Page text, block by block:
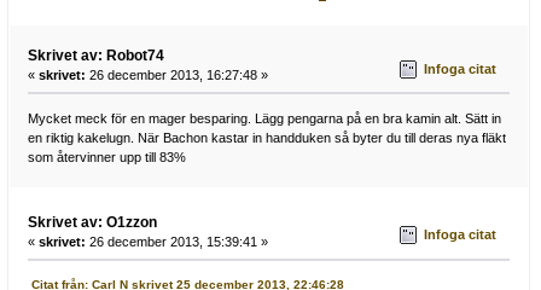
Skrivet av: Robot74
« skrivet: 26 december 2013, 16:27:48 » Infoga citat
Mycket meck för en mager besparing. Lägg pengarna på en bra kamin alt. Sätt in
en riktig kakelugn. När Bachon kastar in handduken så byter du till deras nya fläkt
som återvinner upp till 83%
Skrivet av: O1zzon
« skrivet: 26 december 2013, 15:39:41 » Infoga citat
Citat från: Carl N skrivet 25 december 2013, 22:46:28